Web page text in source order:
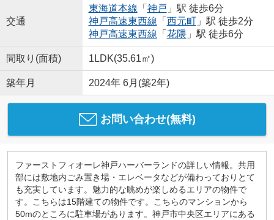
交通
東海道本線 「 神戸 」駅 徒歩6分
神戸高速東西線 「 西元町」駅 徒歩2分
神戸高速東西線 「 花隈」駅 徒歩6分
間取り(面積) 1LDK(35.61㎡)
築年月 2024年 6月(築2年)
お問い合わせ(無料)
ファーストフィオーレ神戸ハーバーランドの詳しい情報。共用
部には敷地内ごみ置き場・エレベータなどが備わっておりとて
も充実しています。魅力的な眺めが楽しめるエリアの物件で
す。こちらは15階建ての物件です。こちらのマンションから
50mのところに駐車場があります。神戸市中央区エリアにある